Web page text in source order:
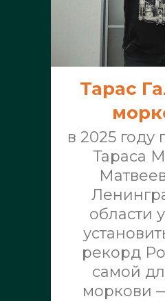
Тарас
в 2025 году
Тараса
области
рекорд
самой
моркови